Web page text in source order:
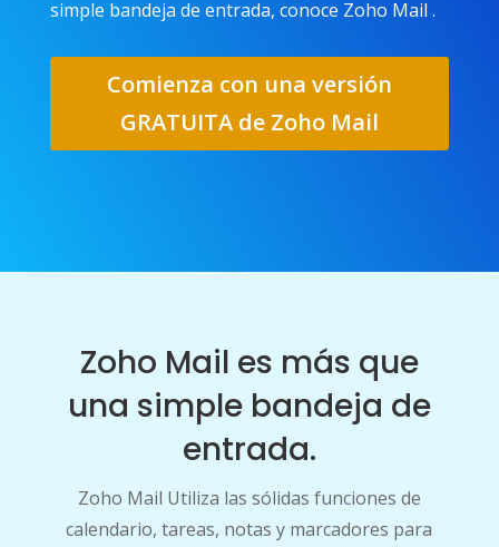
simple bandeja de entrada, conoce Zoho Mail .
Comienza con una versión
GRATUITA de Zoho Mail
Zoho Mail es más que
una simple bandeja de
entrada.
Zoho Mail Utiliza las sólidas funciones de
calendario, tareas, notas y marcadores para